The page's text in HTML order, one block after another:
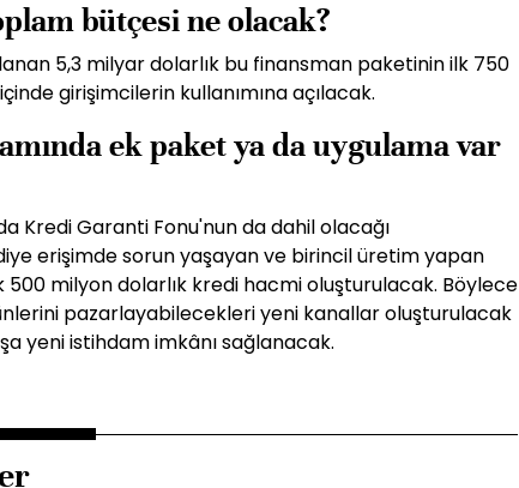
bütçesi ne olacak?
5,3 milyar dolarlık bu finansman paketinin ilk 750
girişimcilerin kullanımına açılacak.
ek paket ya da uygulama var
Kredi Garanti Fonu'nun da dahil olacağı
erişimde sorun yaşayan ve birincil üretim yapan
500 milyon dolarlık kredi hacmi oluşturulacak. Böylece
pazarlayabilecekleri yeni kanallar oluşturulacak
yeni istihdam imkânı sağlanacak.